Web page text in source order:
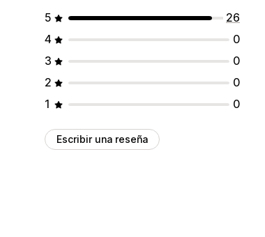
5
26
4
0
3
0
2
0
1
0
Escribir una reseña